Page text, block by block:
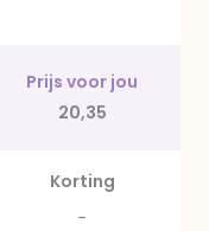
Prijs voor jou
20,35
Korting
-